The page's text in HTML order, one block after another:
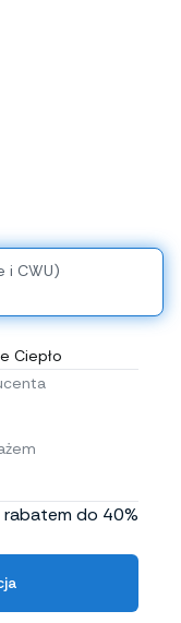
i CWU)
Ciepło
rabatem do 40%